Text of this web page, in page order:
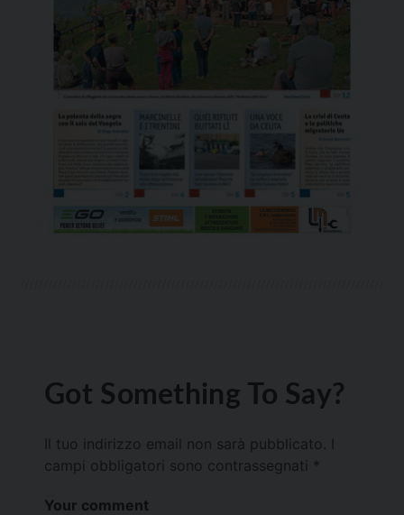
Got Something To Say?
Il tuo indirizzo email non sarà pubblicato.
campi obbligatori sono contrassegnati *
Your comment